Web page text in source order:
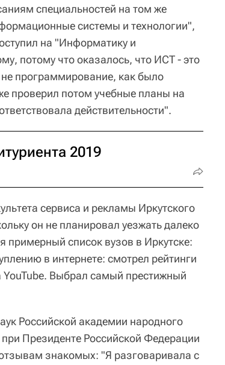
специальностей на том же
системы и технологии",
на "Информатику и
потому что оказалось, что ИСТ - это
программирование, как было
проверил потом учебные планы на
действительности".
2019
сервиса и рекламы Иркутского
он не планировал уезжать далеко
примерный список вузов в Иркутске:
в интернете: смотрел рейтинги
YouTube. Выбрал самый престижный
Российской академии народного
Президенте Российской Федерации
знакомых: "Я разговаривала с